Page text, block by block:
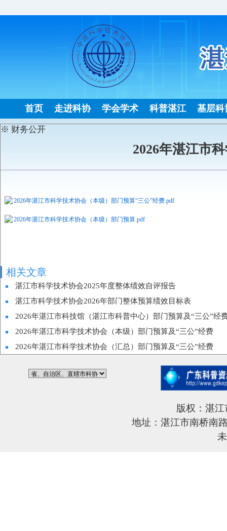
首页 走进科协 学会学术 科普湛江 基层科
※ 财务公开
2026年湛江市
2026年湛江市科学技术协会（本级）部门预算“三公”经费.pdf
2026年湛江市科学技术协会（本级）部门预算.pdf
相关文章
湛江市科学技术协会2025年度整体绩效自评报告
湛江市科学技术协会2026年部门整体预算绩效目标表
2026年湛江市科技馆（湛江市科普中心）部门预算及“三公”经
2026年湛江市科学技术协会（本级）部门预算及“三公”经费
2026年湛江市科学技术协会（汇总）部门预算及“三公”经费
版权：湛
地址：湛江市南桥南